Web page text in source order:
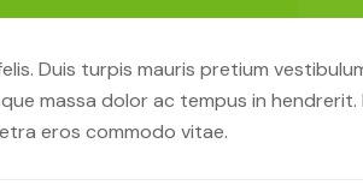
Duis turpis mauris pretium
massa dolor ac tempus in
eros commodo vitae.